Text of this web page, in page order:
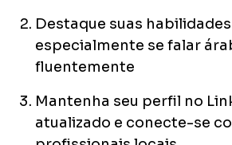
Destaque suas
especialmente se falar
fluentemente
Mantenha seu perfil no
atualizado e conecte-se